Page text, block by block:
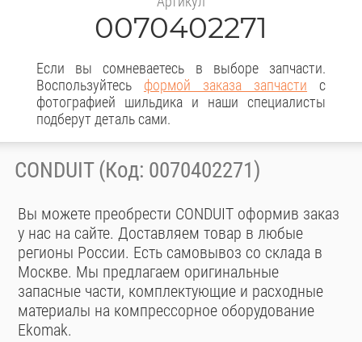
0070402271
Если вы сомневаетесь в выборе запчасти.
Воспользуйтесь формой заказа запчасти с
фотографией шильдика и наши специалисты
подберут деталь сами.
CONDUIT (Код: 0070402271)
Вы можете преобрести CONDUIT оформив заказ
у нас на сайте. Доставляем товар в любые
регионы России. Есть самовывоз со склада в
Москве. Мы предлагаем оригинальные
запасные части, комплектующие и расходные
материалы на компрессорное оборудование
Ekomak.